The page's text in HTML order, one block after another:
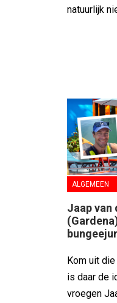
natuurlijk
ALGEMEEN
Jaap van
Kom uit
is daar de
vroegen